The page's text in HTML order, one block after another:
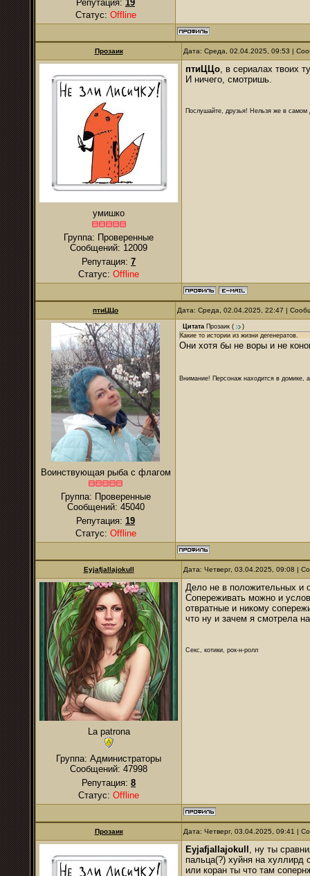
Репутация: 19
Статус: Offline
Прозаик Дата: Среда, 02.04.2025, 09:53 |
умишко
Группа: Проверенные
Сообщений: 12009
Репутация: 7
Статус: Offline
птиЦЦо, в сериалах твоих
И ничего, смотришь.
Послушайте, друзья! Нельзя же в самом
птиЦЦо Дата: Среда, 02.04.2025, 22:47 |
Воинствующая рыба с флагом
Группа: Проверенные
Сообщений: 45040
Репутация: 19
Статус: Offline
Цитата Прозаик (
)
Какие то истории из жизни дегенератов.
Они хотя бы не воры и не
Внимание! Персонаж находится в домике,
Eyjafjallajokull Дата: Четверг, 03.04.2025, 09:08 |
La patrona
Группа: Администраторы
Сообщений: 47998
Репутация: 8
Статус: Offline
Дело не в положительных и
Сопереживать можно и
отвратные и никому
что ну и зачем я смотрела
Секс, котики, рок-н-ролл
Прозаик Дата: Четверг, 03.04.2025, 09:41 |
Eyjafjallajokull , ну ты
пальца(?) хуйня на хуллирд
или коран ты что там